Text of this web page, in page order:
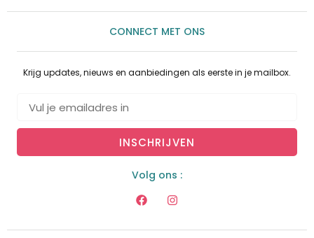
CONNECT MET ONS
Krijg updates, nieuws en aanbiedingen als eerste in je mailbox.
INSCHRIJVEN
Volg ons :